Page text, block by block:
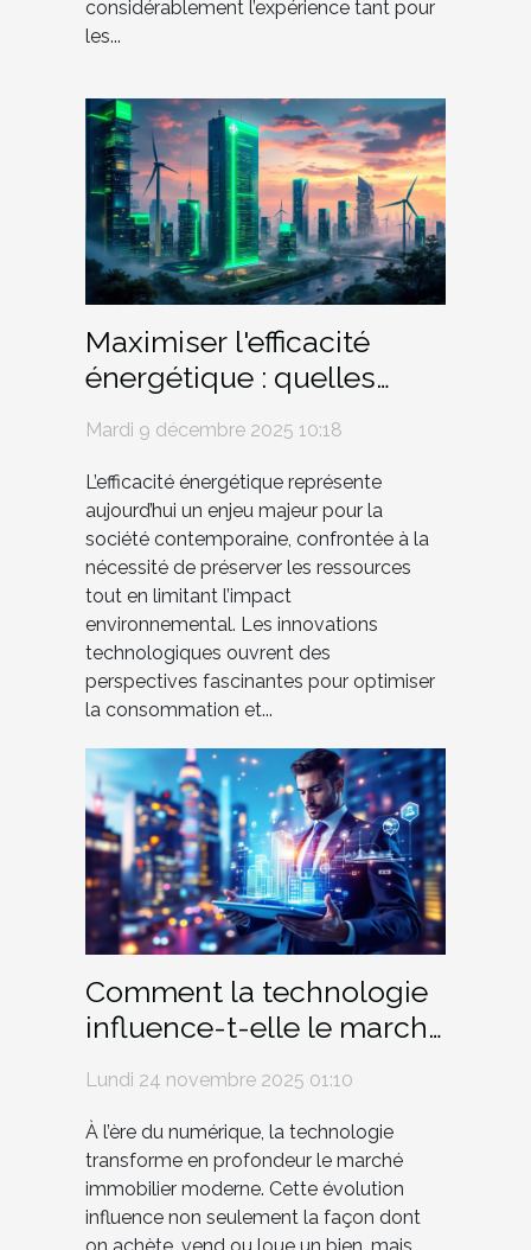
considérablement l’expérience tant pour
les...
Maximiser l'efficacité
énergétique : quelles
?
Mardi 9 décembre 2025 10:18
L’efficacité énergétique représente
aujourd’hui un enjeu majeur pour la
société contemporaine, confrontée à la
nécessité de préserver les ressources
tout en limitant l’impact
environnemental. Les innovations
technologiques ouvrent des
perspectives fascinantes pour optimiser
la consommation et...
Comment la technologie
influence-t-elle le marché
Lundi 24 novembre 2025 01:10
À l’ère du numérique, la technologie
transforme en profondeur le marché
immobilier moderne. Cette évolution
influence non seulement la façon dont
on achète, vend ou loue un bien, mais